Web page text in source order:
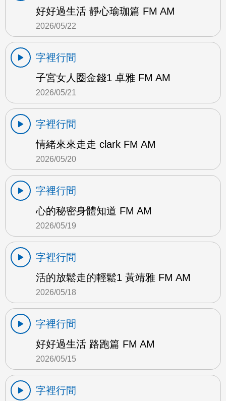
好好過生活 靜心瑜珈篇 FM AM
2026/05/22
字裡行間
子宮女人圈金錢1 卓雅 FM AM
2026/05/21
字裡行間
情緒來來走走 clark FM AM
2026/05/20
字裡行間
心的秘密身體知道 FM AM
2026/05/19
字裡行間
活的放鬆走的輕鬆1 黃靖雅 FM AM
2026/05/18
字裡行間
好好過生活 路跑篇 FM AM
2026/05/15
字裡行間